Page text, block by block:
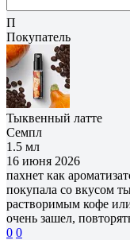
П
Покупатель
Тыквенный латте
Семпл
1.5 мл
16 июня 2026
пахнет как
покупала со вкусом
растворимым кофе
очень зашел,
0 0